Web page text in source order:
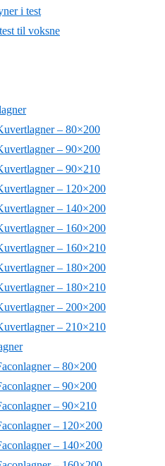
i test
til voksne
– 80×200
– 90×200
– 90×210
– 120×200
– 140×200
– 160×200
– 160×210
– 180×200
– 180×210
– 200×200
– 210×210
– 80×200
– 90×200
– 90×210
– 120×200
– 140×200